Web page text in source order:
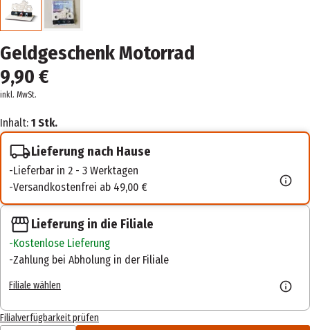
Geldgeschenk Motorrad
9,90 €
inkl. MwSt.
Inhalt: 1 Stk.
Lieferung nach Hause
Lieferbar in 2 - 3 Werktagen
Versandkostenfrei ab 49,00 €
Lieferung in die Filiale
Kostenlose Lieferung
Zahlung bei Abholung in der Filiale
Filiale wählen
Filialverfügbarkeit prüfen